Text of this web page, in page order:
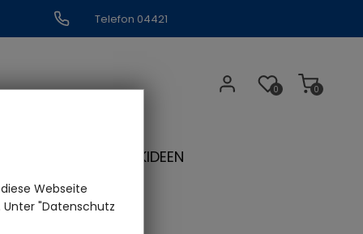
Telefon 04421
0
0
GESCHENKIDEEN
Webseite
Unter "Datenschutz